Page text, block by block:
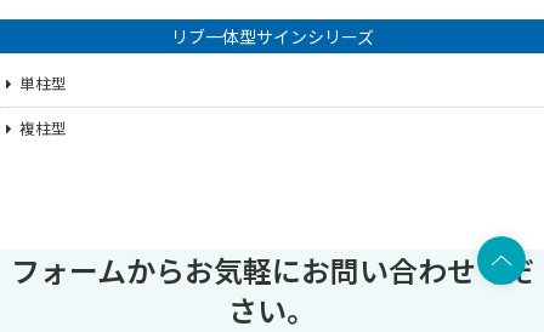
リブ一体型サインシリーズ
単柱型
複柱型
フォームからお気軽にお問い合わせくだ
さい。